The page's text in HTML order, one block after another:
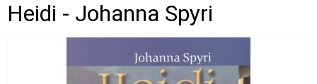
Heidi - Johanna Spyri